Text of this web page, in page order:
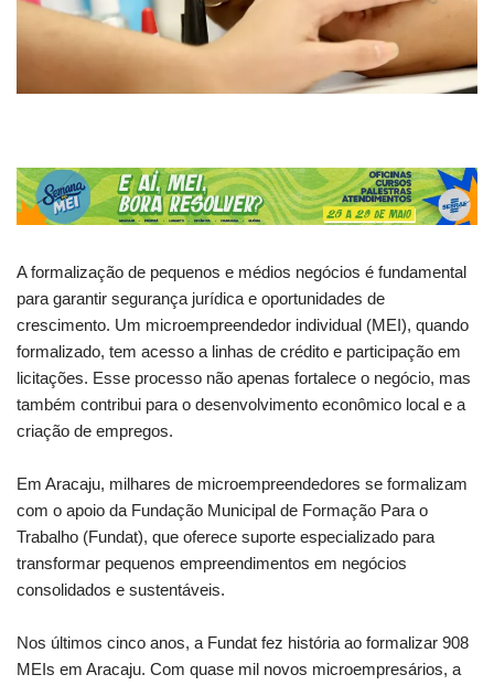
A formalização de pequenos e médios negócios é fundamental
para garantir segurança jurídica e oportunidades de
crescimento. Um microempreendedor individual (MEI), quando
formalizado, tem acesso a linhas de crédito e participação em
licitações. Esse processo não apenas fortalece o negócio, mas
também contribui para o desenvolvimento econômico local e a
criação de empregos.
Em Aracaju, milhares de microempreendedores se formalizam
com o apoio da Fundação Municipal de Formação Para o
Trabalho (Fundat), que oferece suporte especializado para
transformar pequenos empreendimentos em negócios
consolidados e sustentáveis.
Nos últimos cinco anos, a Fundat fez história ao formalizar 908
MEIs em Aracaju. Com quase mil novos microempresários, a